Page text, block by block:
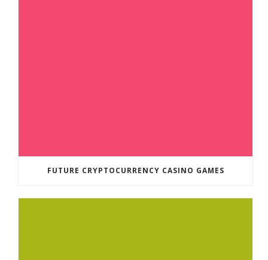
FUTURE CRYPTOCURRENCY CASINO GAMES